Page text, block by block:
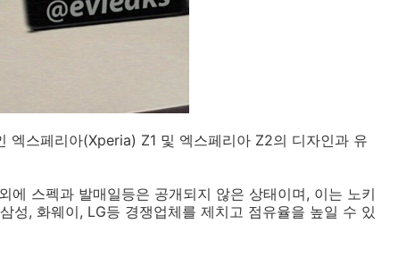
스페리아(Xperia) Z1 및 엑스페리아 Z2의 디자인과 유
스펙과 발매일등은 공개되지 않은 상태이며, 이는 노키
성, 화웨이, LG등 경쟁업체를 제치고 점유율을 높일 수 있